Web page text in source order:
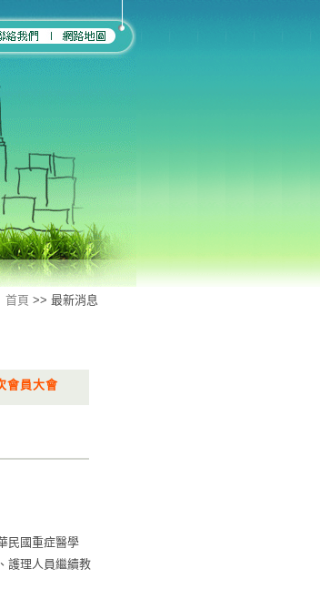
首頁 >> 最新消息
會員大會
民國重症醫學
護理人員繼續教